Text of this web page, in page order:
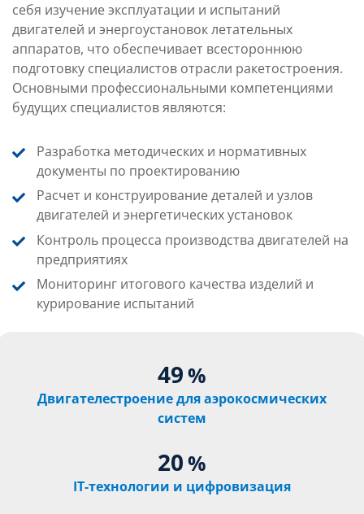
себя изучение эксплуатации и испытаний
двигателей и энергоустановок летательных
аппаратов, что обеспечивает всестороннюю
подготовку специалистов отрасли ракетостроения.
Основными профессиональными компетенциями
будущих специалистов являются:
Разработка методических и нормативных
документы по проектированию
Расчет и конструирование деталей и узлов
двигателей и энергетических установок
Контроль процесса производства двигателей на
предприятиях
Мониторинг итогового качества изделий и
курирование испытаний
49%
Двигателестроение для аэрокосмических
систем
20%
IT-технологии и цифровизация